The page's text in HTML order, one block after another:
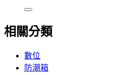
相關分類
數位
防潮箱